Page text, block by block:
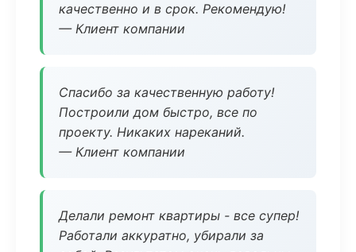
качественно и в срок. Рекомендую!
— Клиент компании
Спасибо за качественную работу!
Построили дом быстро, все по
проекту. Никаких нареканий.
— Клиент компании
Делали ремонт квартиры - все супер!
Работали аккуратно, убирали за